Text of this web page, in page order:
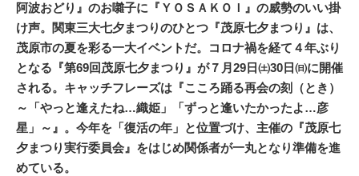
阿波おどり』のお囃子に『ＹＯＳＡＫＯＩ』の威勢のいい掛
け声。関東三大七夕まつりのひとつ『茂原七夕まつり』は、
茂原市の夏を彩る一大イベントだ。コロナ禍を経て４年ぶり
となる『第69回茂原七夕まつり』が７月29日㈯30日㈰に開催
される。キャッチフレーズは『こころ踊る再会の刻（とき）
～「やっと逢えたね…織姫」「ずっと逢いたかったよ…彦
星」～』。今年を「復活の年」と位置づけ、主催の『茂原七
夕まつり実行委員会』をはじめ関係者が一丸となり準備を進
めている。